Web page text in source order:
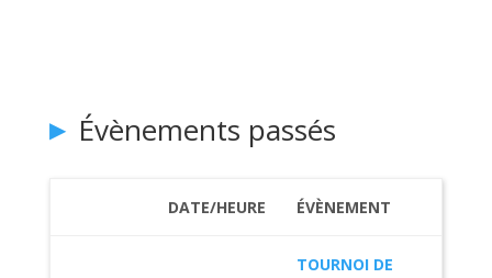
Évènements passés
DATE/HEURE ÉVÈNEMENT
TOURNOI DE